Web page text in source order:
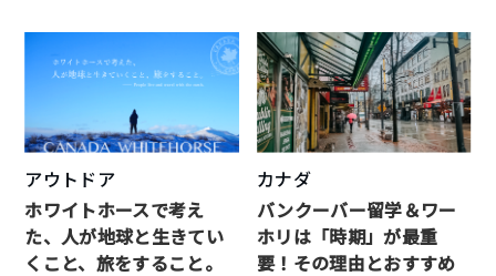
アウトドア
ホワイトホースで考え
た、人が地球と生きてい
くこと、旅をすること。
カナダ
バンクーバー留学＆ワー
ホリは「時期」が最重
要！その理由とおすすめ